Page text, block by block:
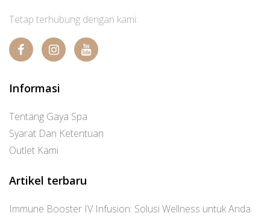
Tetap terhubung dengan kami:
Informasi
Tentang Gaya Spa
Syarat Dan Ketentuan
Outlet Kami
Artikel terbaru
Immune Booster IV Infusion: Solusi Wellness untuk Anda